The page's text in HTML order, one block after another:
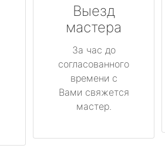
Выезд
мастера
За час до
согласованного
времени с
Вами свяжется
мастер.